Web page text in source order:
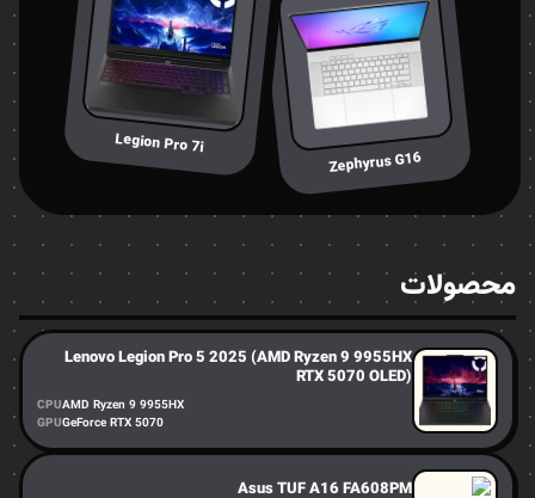
Zephyrus G16
Legion Pro 7i
محصولات
Lenovo Legion Pro 5 2025 (AMD Ryzen 9 9955HX
RTX 5070 OLED)
CPUAMD Ryzen 9 9955HX
GPUGeForce RTX 5070
Asus TUF A16 FA608PM